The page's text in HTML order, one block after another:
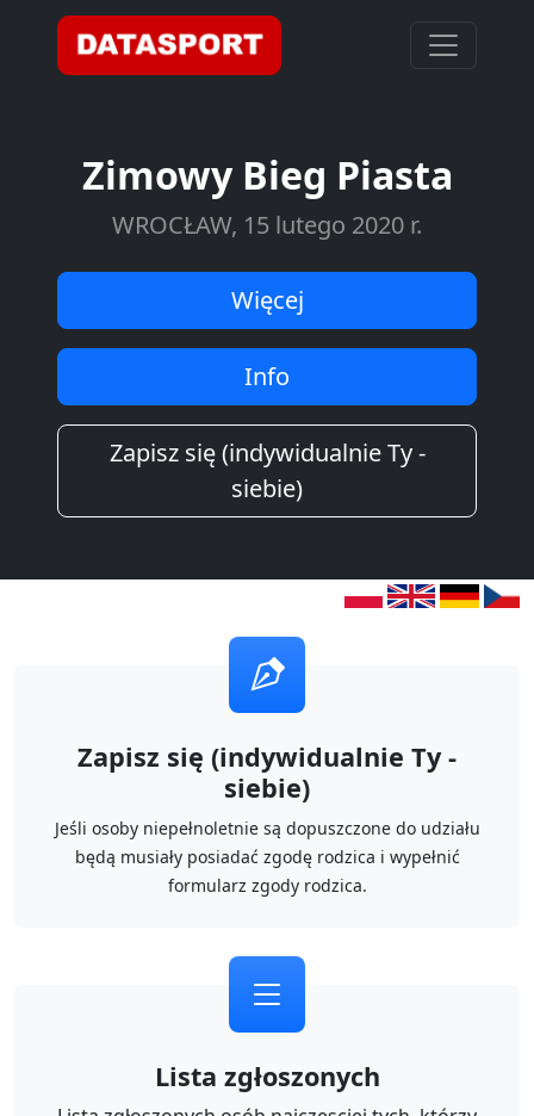
Zimowy Bieg Piasta
WROCŁAW, 15 lutego 2020 r.
Więcej
Info
Zapisz się (indywidualnie Ty -
siebie)
Zapisz się (indywidualnie Ty -
siebie)
Jeśli osoby niepełnoletnie są dopuszczone do udziału
będą musiały posiadać zgodę rodzica i wypełnić
formularz zgody rodzica.
Lista zgłoszonych